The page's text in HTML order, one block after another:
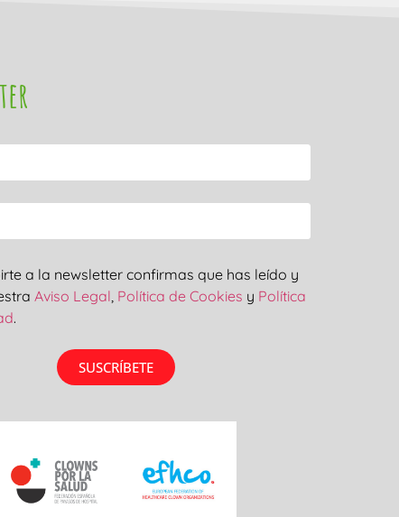
a la newsletter confirmas que has leído y
Aviso Legal, Política de Cookies y Política
.
SUSCRÍBETE